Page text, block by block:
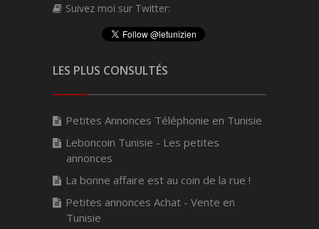
Suivez moi sur Twitter:
LES PLUS CONSULTÉS
Petites Annonces Téléphonie en Tunisie
Leboncoin Tunisie - Les petites
annonces
La bonne affaire est au coin de la rue !
Petites annonces Achat - Vente en
Tunisie